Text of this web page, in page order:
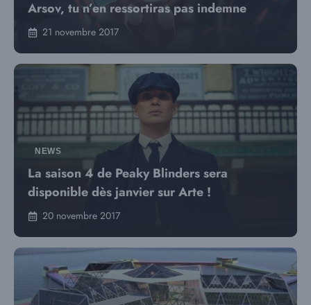
Arsov, tu n’en ressortiras pas indemne
21 novembre 2017
NEWS
La saison 4 de Peaky Blinders sera
disponible dès janvier sur Arte !
20 novembre 2017